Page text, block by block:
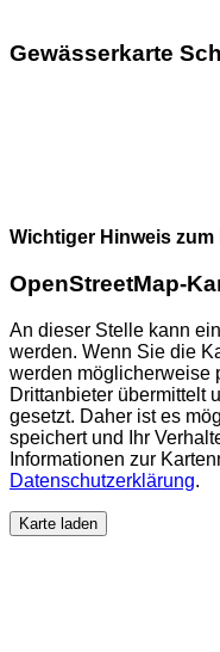
Gewässerkarte
Wichtiger Hinweis
OpenStreetMap-
An dieser Stelle kann
werden. Wenn Sie die
werden möglicherweise
Drittanbieter übermittelt
gesetzt. Daher ist es
speichert und Ihr
Informationen zur
Datenschutzerklärung.
Karte laden